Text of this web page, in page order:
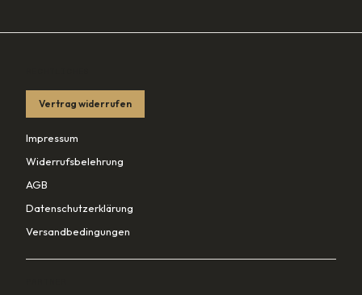
Vertrag widerrufen
Impressum
Widerrufsbelehrung
AGB
Datenschutzerklärung
Versandbedingungen